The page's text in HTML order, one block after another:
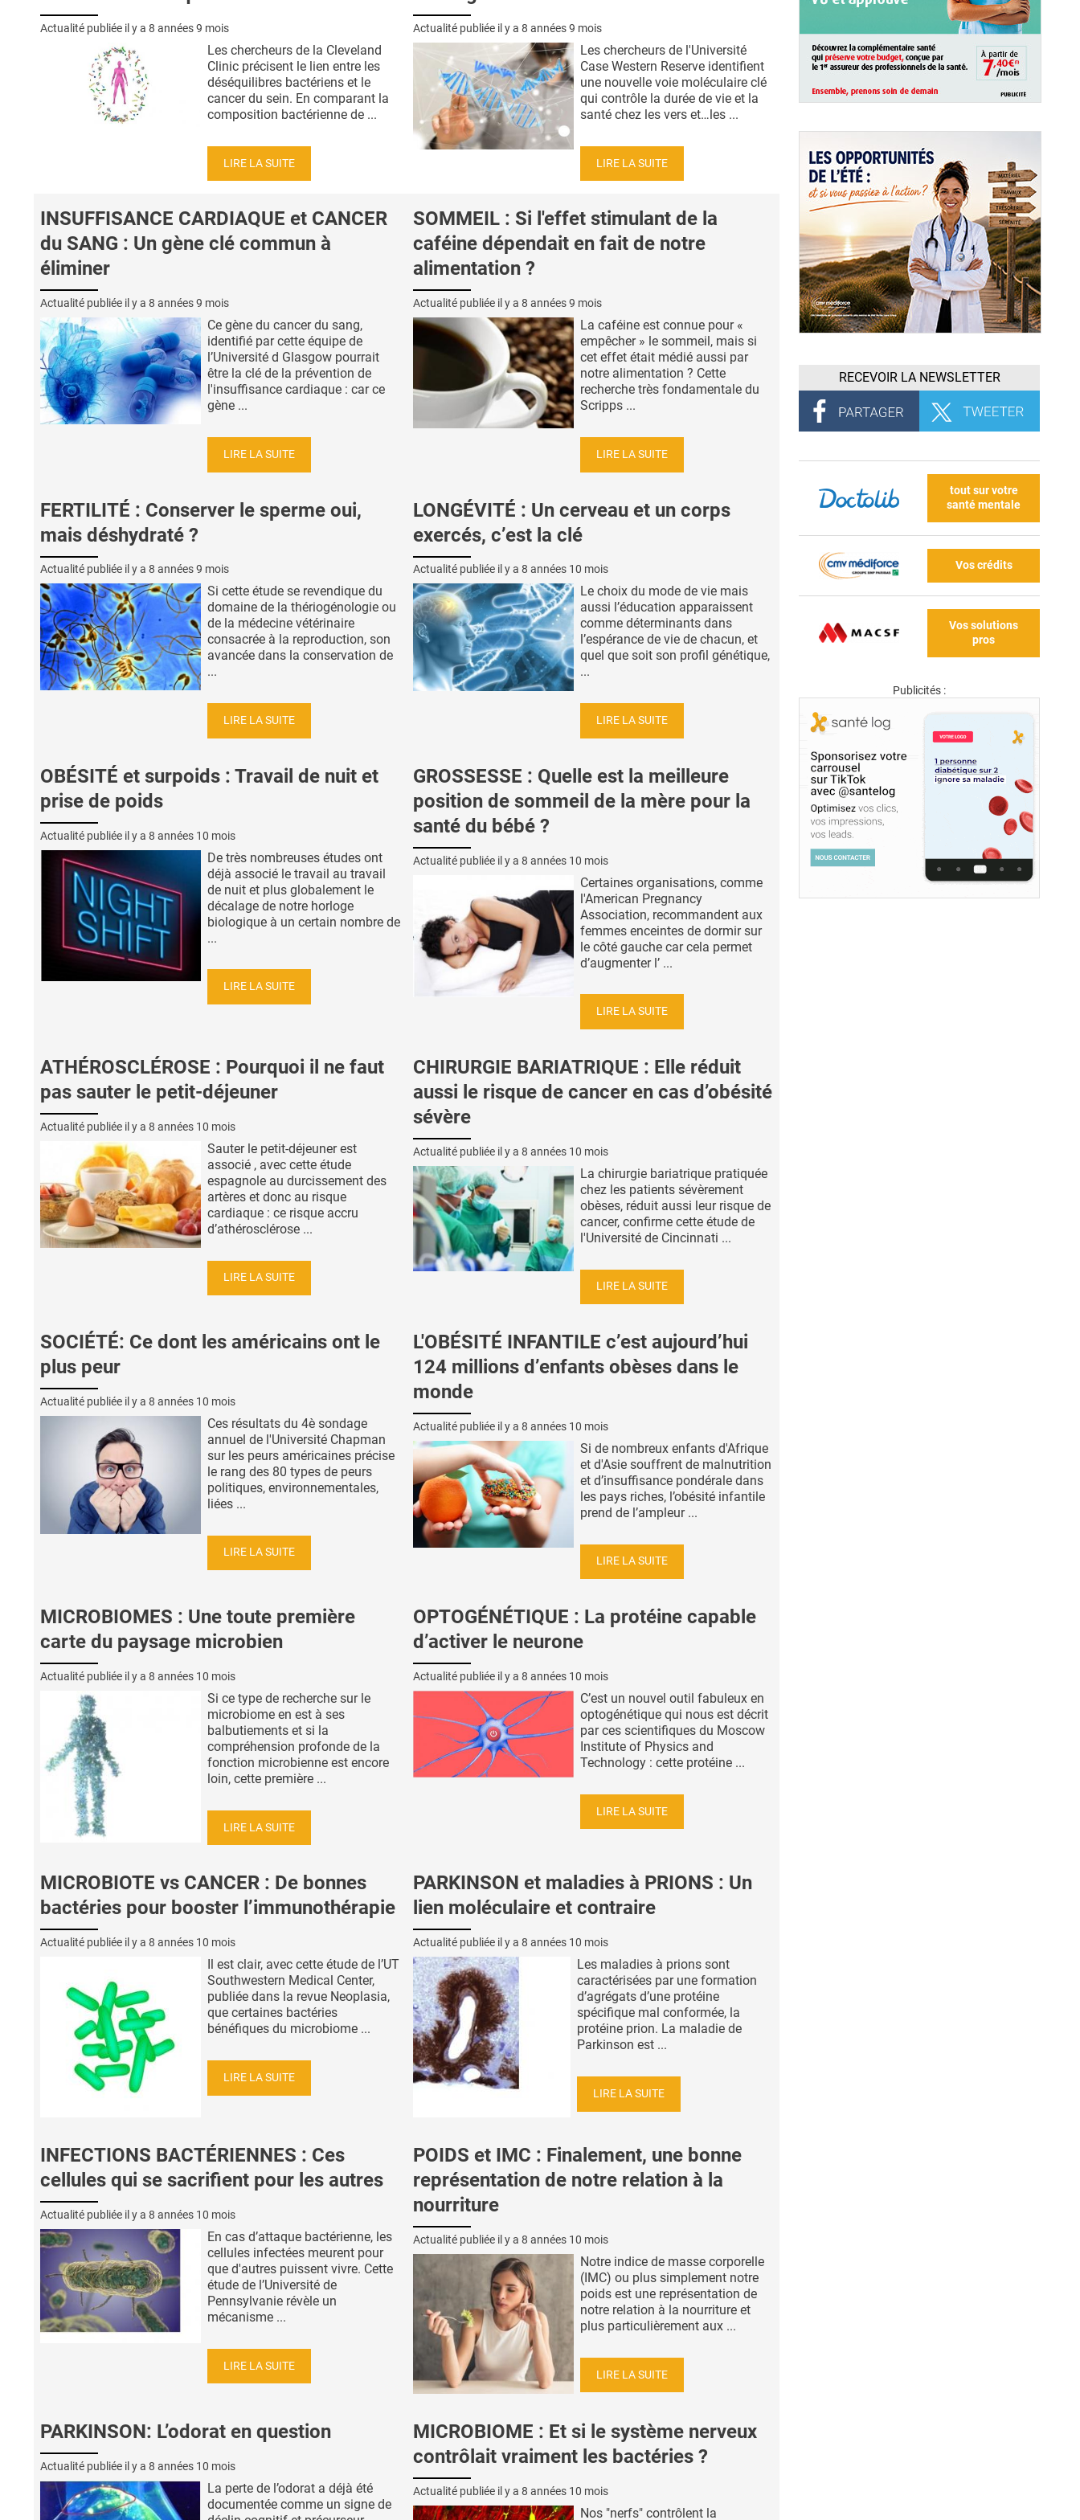
Actualité publiée il y a 8 années 9 mois
Les chercheurs de la Cleveland
Clinic précisent le lien entre les
déséquilibres bactériens et le
cancer du sein. En comparant la
composition bactérienne de ...
LIRE LA SUITE
Actualité publiée il y a 8 années 9 mois
Les chercheurs de l'Université
Case Western Reserve identifient
une nouvelle voie moléculaire clé
qui contrôle la durée de vie et la
santé chez les vers et…les ...
LIRE LA SUITE
INSUFFISANCE CARDIAQUE et CANCER
du SANG : Un gène clé commun à
éliminer
Actualité publiée il y a 8 années 9 mois
Ce gène du cancer du sang,
identifié par cette équipe de
l’Université d Glasgow pourrait
être la clé de la prévention de
l'insuffisance cardiaque : car ce
gène ...
LIRE LA SUITE
SOMMEIL : Si l'effet stimulant de la
caféine dépendait en fait de notre
alimentation ?
Actualité publiée il y a 8 années 9 mois
La caféine est connue pour «
empêcher » le sommeil, mais si
cet effet était médié aussi par
notre alimentation ? Cette
recherche très fondamentale du
Scripps ...
LIRE LA SUITE
FERTILITÉ : Conserver le sperme oui,
mais déshydraté ?
Actualité publiée il y a 8 années 9 mois
Si cette étude se revendique du
domaine de la thériogénologie ou
de la médecine vétérinaire
consacrée à la reproduction, son
avancée dans la conservation de
...
LIRE LA SUITE
LONGÉVITÉ : Un cerveau et un corps
exercés, c’est la clé
Actualité publiée il y a 8 années 10 mois
Le choix du mode de vie mais
aussi l’éducation apparaissent
comme déterminants dans
l’espérance de vie de chacun, et
quel que soit son profil génétique,
...
LIRE LA SUITE
OBÉSITÉ et surpoids : Travail de nuit et
prise de poids
Actualité publiée il y a 8 années 10 mois
De très nombreuses études ont
déjà associé le travail au travail
de nuit et plus globalement le
décalage de notre horloge
biologique à un certain nombre de
...
LIRE LA SUITE
GROSSESSE : Quelle est la meilleure
position de sommeil de la mère pour la
santé du bébé ?
Actualité publiée il y a 8 années 10 mois
Certaines organisations, comme
l'American Pregnancy
Association, recommandent aux
femmes enceintes de dormir sur
le côté gauche car cela permet
d’augmenter l’ ...
LIRE LA SUITE
ATHÉROSCLÉROSE : Pourquoi il ne faut
pas sauter le petit-déjeuner
Actualité publiée il y a 8 années 10 mois
Sauter le petit-déjeuner est
associé , avec cette étude
espagnole au durcissement des
artères et donc au risque
cardiaque : ce risque accru
d’athérosclérose ...
LIRE LA SUITE
CHIRURGIE BARIATRIQUE : Elle réduit
aussi le risque de cancer en cas d’obésité
sévère
Actualité publiée il y a 8 années 10 mois
La chirurgie bariatrique pratiquée
chez les patients sévèrement
obèses, réduit aussi leur risque de
cancer, confirme cette étude de
l'Université de Cincinnati ...
LIRE LA SUITE
SOCIÉTÉ: Ce dont les américains ont le
plus peur
Actualité publiée il y a 8 années 10 mois
Ces résultats du 4è sondage
annuel de l'Université Chapman
sur les peurs américaines précise
le rang des 80 types de peurs
politiques, environnementales,
liées ...
LIRE LA SUITE
L'OBÉSITÉ INFANTILE c’est aujourd’hui
124 millions d’enfants obèses dans le
monde
Actualité publiée il y a 8 années 10 mois
Si de nombreux enfants d'Afrique
et d'Asie souffrent de malnutrition
et d’insuffisance pondérale dans
les pays riches, l’obésité infantile
prend de l’ampleur ...
LIRE LA SUITE
MICROBIOMES : Une toute première
carte du paysage microbien
Actualité publiée il y a 8 années 10 mois
Si ce type de recherche sur le
microbiome en est à ses
balbutiements et si la
compréhension profonde de la
fonction microbienne est encore
loin, cette première ...
LIRE LA SUITE
OPTOGÉNÉTIQUE : La protéine capable
d’activer le neurone
Actualité publiée il y a 8 années 10 mois
C’est un nouvel outil fabuleux en
optogénétique qui nous est décrit
par ces scientifiques du Moscow
Institute of Physics and
Technology : cette protéine ...
LIRE LA SUITE
MICROBIOTE vs CANCER : De bonnes
bactéries pour booster l’immunothérapie
Actualité publiée il y a 8 années 10 mois
Il est clair, avec cette étude de l’UT
Southwestern Medical Center,
publiée dans la revue Neoplasia,
que certaines bactéries
bénéfiques du microbiome ...
LIRE LA SUITE
PARKINSON et maladies à PRIONS : Un
lien moléculaire et contraire
Actualité publiée il y a 8 années 10 mois
Les maladies à prions sont
caractérisées par une formation
d’agrégats d’une protéine
spécifique mal conformée, la
protéine prion. La maladie de
Parkinson est ...
LIRE LA SUITE
INFECTIONS BACTÉRIENNES : Ces
cellules qui se sacrifient pour les autres
Actualité publiée il y a 8 années 10 mois
En cas d’attaque bactérienne, les
cellules infectées meurent pour
que d'autres puissent vivre. Cette
étude de l’Université de
Pennsylvanie révèle un
mécanisme ...
LIRE LA SUITE
POIDS et IMC : Finalement, une bonne
représentation de notre relation à la
nourriture
Actualité publiée il y a 8 années 10 mois
Notre indice de masse corporelle
(IMC) ou plus simplement notre
poids est une représentation de
notre relation à la nourriture et
plus particulièrement aux ...
LIRE LA SUITE
PARKINSON: L’odorat en question
Actualité publiée il y a 8 années 10 mois
La perte de l’odorat a déjà été
documentée comme un signe de
MICROBIOME : Et si le système nerveux
contrôlait vraiment les bactéries ?
Actualité publiée il y a 8 années 10 mois
Nos "nerfs" contrôlent la
RECEVOIR LA NEWSLETTER
tout sur votre
santé mentale
Vos crédits
Vos solutions
pros
Publicités :